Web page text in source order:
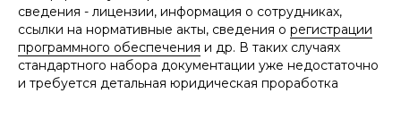
сведения - лицензии, информация о сотрудниках,
ссылки на нормативные акты, сведения о регистрации
программного обеспечения и др. В таких случаях
стандартного набора документации уже недостаточно
и требуется детальная юридическая проработка